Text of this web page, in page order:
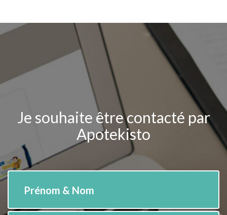
Je souhaite être contacté par
Apotekisto
Prénom & Nom